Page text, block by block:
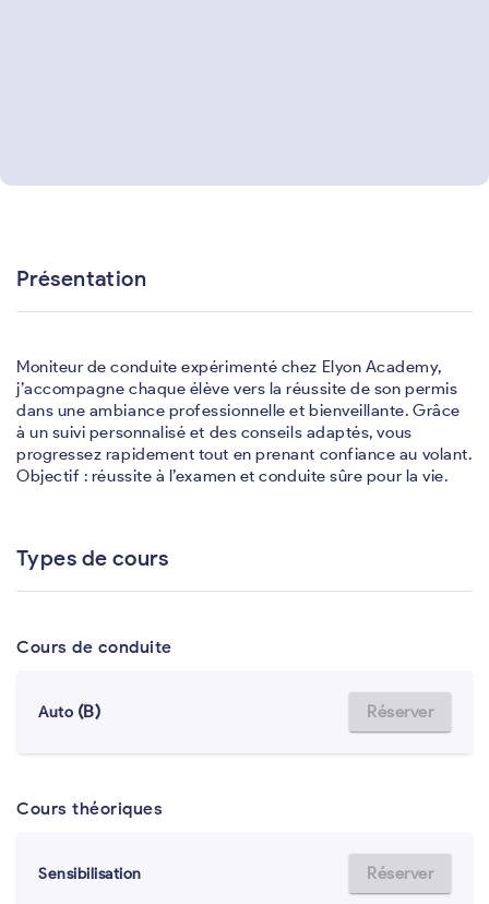
Présentation
Moniteur de conduite expérimenté chez Elyon Academy,
j’accompagne chaque élève vers la réussite de son permis
dans une ambiance professionnelle et bienveillante. Grâce
à un suivi personnalisé et des conseils adaptés, vous
progressez rapidement tout en prenant confiance au volant.
Objectif : réussite à l’examen et conduite sûre pour la vie.
Types de cours
Cours de conduite
Auto (B) Réserver
Cours théoriques
Sensibilisation Réserver